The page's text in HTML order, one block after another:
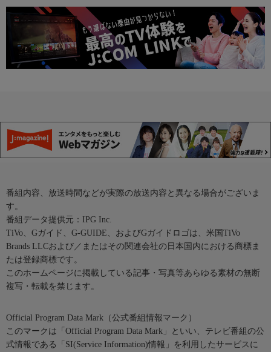
番組内容、放送時間などが実際の放送内容と異なる場合がございま
す。
番組データ提供元：IPG Inc.
TiVo、Gガイド、G-GUIDE、およびGガイドロゴは、米国TiVo
Brands LLCおよび／またはその関連会社の日本国内における商標ま
たは登録商標です。
このホームページに掲載している記事・写真等あらゆる素材の無断
複写・転載を禁じます。
Official Program Data Mark（公式番組情報マーク）
このマークは「Official Program Data Mark」といい、テレビ番組の公
式情報である「SI(Service Information)情報」を利用したサービスに